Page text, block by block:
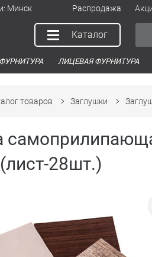
Минск Распродажа
Каталог
ЛИЦЕВАЯ ФУРНИТУРА
товаров Заглушки
28шт.)